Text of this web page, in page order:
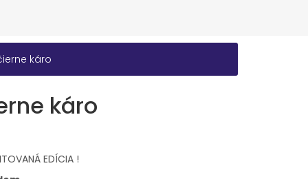
káro
káro
EDÍCIA !